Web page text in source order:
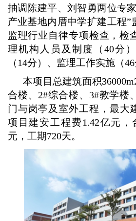
抽调陈建平、刘智勇两位专
产业基地内厝中学扩建工程”
监理行业自律专项检查，检
理机构人员及制度（40分
（14分）、监理工作实施（
本项目总建筑面积
合楼、2#综合楼、3#教学楼
门与岗亭及室外工程，最大
项目建安工程费1.42亿元，
元，工期720天。